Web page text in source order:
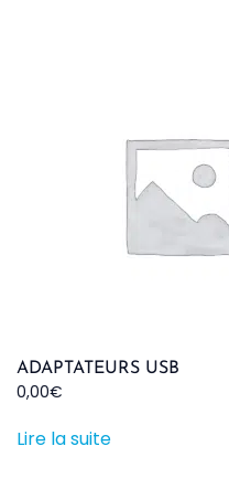
ADAPTATEURS USB
0,00€
Lire la suite